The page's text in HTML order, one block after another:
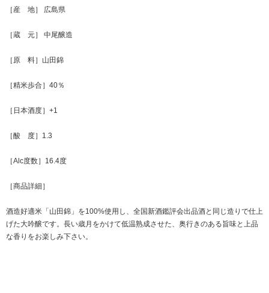
［産 地］ 広島県
［蔵 元］ 中尾醸造
［原 料］山田錦
［精米歩合］40％
［日本酒度］+1
［酸 度］1.3
［Alc度数］16.4度
［商品詳細］
酒造好適米「山田錦」を100%使用し、全国新酒鑑評会出品酒と同じ造りで仕上
げた大吟醸です。長い歳月をかけて低温熟成させた、奥行きのある旨味と上品
な香りをお楽しみ下さい。